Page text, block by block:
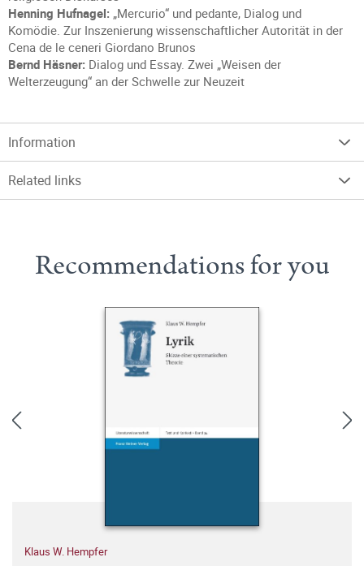
Henning Hufnagel: „Mercurio“ und pedante, Dialog und
Komödie. Zur Inszenierung wissenschaftlicher Autorität in der
Cena de le ceneri Giordano Brunos
Bernd Häsner: Dialog und Essay. Zwei „Weisen der
Welterzeugung“ an der Schwelle zur Neuzeit
Information
Related links
Recommendations for you
Klaus W. Hempfer